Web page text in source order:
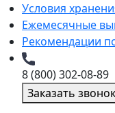
Условия
Ежемесячные
Рекомендации
8 (800) 302-08-89
Заказать звонок